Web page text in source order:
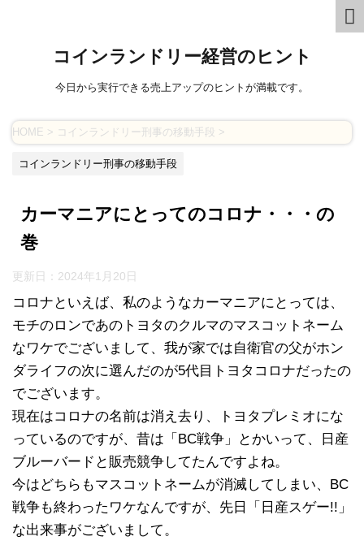
コインランドリー経営のヒント
今日から実行できる売上アップのヒントが満載です。
HOME > コインランドリー刑事の移動手段 >
コインランドリー刑事の移動手段
カーマニアにとってのコロナ・・・の
巻
更新日： 2024年1月20日
コロナといえば、私のようなカーマニアにとっては、
モチのロンであのトヨタのクルマのマスコットネーム
なワケでございまして、我が家では自衛官の父がホン
ダライフの次に選んだのが5代目トヨタコロナだったの
でございます。
現在はコロナの名前は消え去り、トヨタプレミオにな
っているのですが、昔は「BC戦争」とかいって、日産
ブルーバードと販売競争してたんですよね。
今はどちらもマスコットネームが消滅してしまい、BC
戦争も終わったワケなんですが、先日「日産スゲー!!」
な出来事がございまして。